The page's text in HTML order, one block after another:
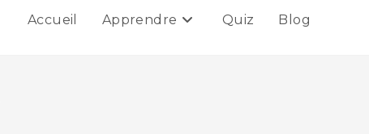
Accueil Apprendre Quiz Blog